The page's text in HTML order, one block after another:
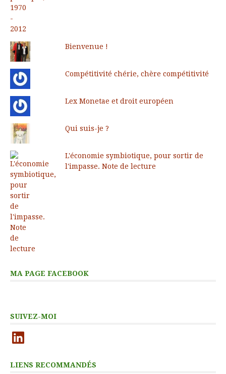
Bienvenue !
Compétitivité chérie, chère compétitivité
Lex Monetae et droit européen
Qui suis-je ?
L'économie symbiotique, pour sortir de
l'impasse. Note de lecture
MA PAGE FACEBOOK
SUIVEZ-MOI
LinkedIn
LIENS RECOMMANDÉS